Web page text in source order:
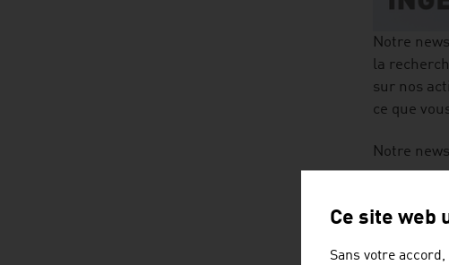
Notre
la
sur nos
ce que
Notre
à
Ce site web
Sans votre